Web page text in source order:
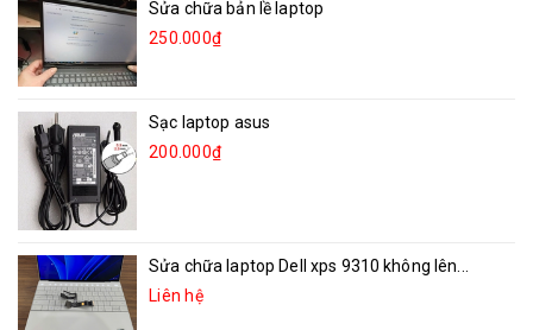
Sửa chữa bản lề laptop
250.000₫
Sạc laptop asus
200.000₫
Sửa chữa laptop Dell xps 9310 không lên...
Liên hệ